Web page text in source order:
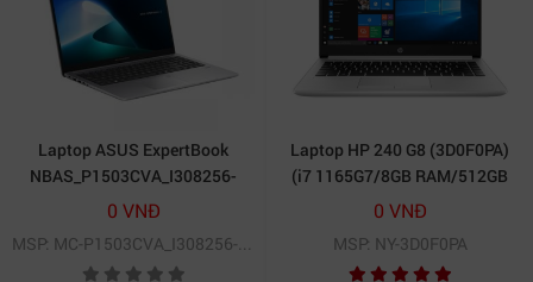
Laptop ASUS ExpertBook
NBAS_P1503CVA_I308256-
50W
0 VNĐ
Laptop HP 240 G8 (3D0F0PA)
(i7 1165G7/8GB RAM/512GB
SSD/14 FHD/Dos/Bạc)
0 VNĐ
MSP: NY-3D0F0PA